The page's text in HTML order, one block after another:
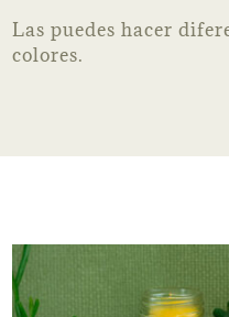
Las puedes hacer
colores.